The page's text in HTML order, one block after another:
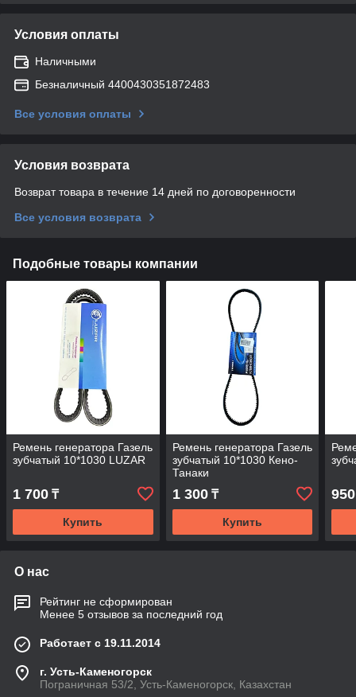
Условия оплаты
Наличными
Безналичный 4400430351872483
Все условия оплаты
Условия возврата
Возврат товара в течение 14 дней по договоренности
Все условия возврата
Подобные товары компании
Ремень генератора Газель
зубчатый 10*1030 LUZAR
1 700 ₸
Купить
Ремень генератора Газель
зубчатый 10*1030 Кено-
Танаки
1 300₸
Купить
950
О нас
Рейтинг не сформирован
Менее 5 отзывов за последний год
Работает с 19.11.2014
г. Усть-Каменогорск
Пограничная 53/2, Усть-Каменогорск, Казахстан